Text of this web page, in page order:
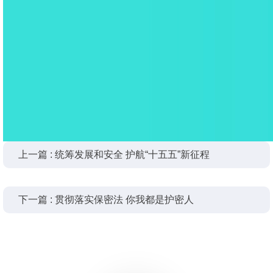
上一篇 : 统筹发展和安全 护航“十五五”新征程
下一篇 : 贯彻落实保密法 你我都是护密人